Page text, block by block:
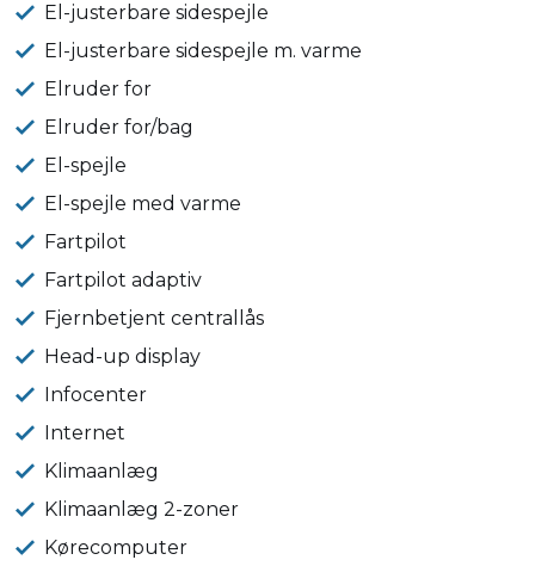
El-justerbare sidespejle
El-justerbare sidespejle m. varme
Elruder for
Elruder for/bag
El-spejle
El-spejle med varme
Fartpilot
Fartpilot adaptiv
Fjernbetjent centrallås
Head-up display
Infocenter
Internet
Klimaanlæg
Klimaanlæg 2-zoner
Kørecomputer